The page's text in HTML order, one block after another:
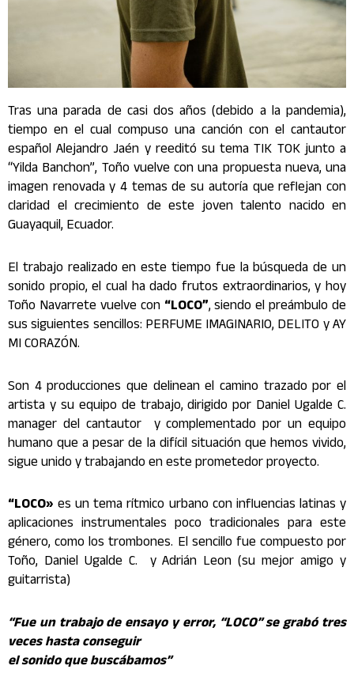
Tras una parada de casi dos años (debido a la pandemia),
tiempo en el cual compuso una canción con el cantautor
español Alejandro Jaén y reeditó su tema TIK TOK junto a
“Yilda Banchon”, Toño vuelve con una propuesta nueva, una
imagen renovada y 4 temas de su autoría que reflejan con
claridad el crecimiento de este joven talento nacido en
Guayaquil, Ecuador.
El trabajo realizado en este tiempo fue la búsqueda de un
sonido propio, el cual ha dado frutos extraordinarios, y hoy
Toño Navarrete vuelve con “LOCO”, siendo el preámbulo de
sus siguientes sencillos: PERFUME IMAGINARIO, DELITO y AY
MI CORAZÓN.
Son 4 producciones que delinean el camino trazado por el
artista y su equipo de trabajo, dirigido por Daniel Ugalde C.
manager del cantautor y complementado por un equipo
humano que a pesar de la difícil situación que hemos vivido,
sigue unido y trabajando en este prometedor proyecto.
“LOCO» es un tema rítmico urbano con influencias latinas y
aplicaciones instrumentales poco tradicionales para este
género, como los trombones. El sencillo fue compuesto por
Toño, Daniel Ugalde C. y Adrián Leon (su mejor amigo y
guitarrista)
“Fue un trabajo de ensayo y error, “LOCO” se grabó tres
veces hasta conseguir
el sonido que buscábamos”